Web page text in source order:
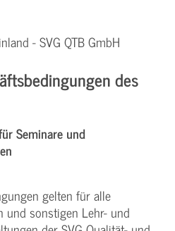
- SVG QTB GmbH
des
Seminare und
gelten für alle
und sonstigen Lehr- und